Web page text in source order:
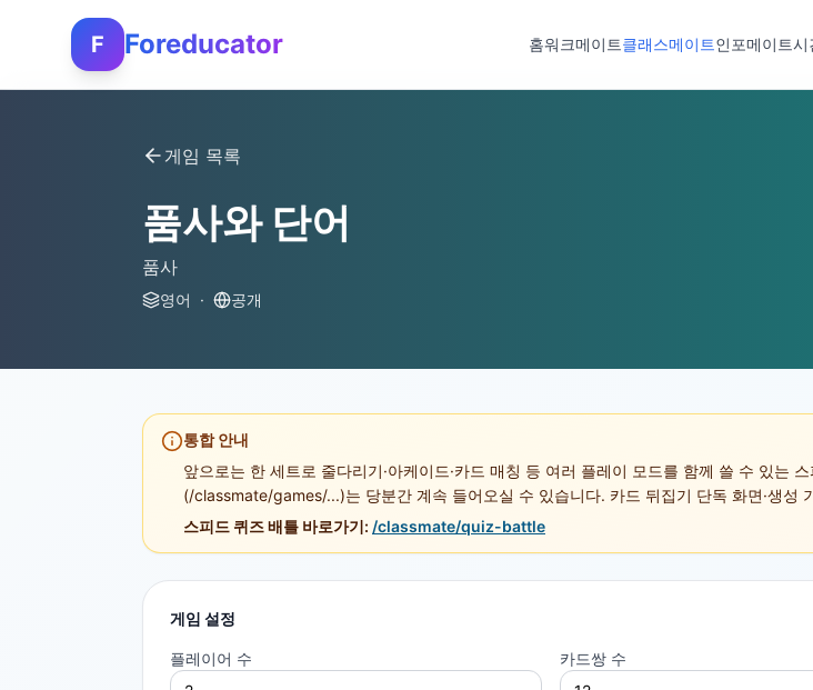
F Foreducator 홈워크메이트클래스메이트인포메이트시
게임 목록
품사와 단어
품사
영어 · 공개
통합 안내
앞으로는 한 세트로 줄다리기·아케이드·카드 매칭 등 여러 플레이 모드를 함께 쓸 수 있는
(/classmate/games/...)는 당분간 계속 들어오실 수 있습니다. 카드 뒤집기 단독 화면·생성
스피드 퀴즈 배틀 바로가기: /classmate/quiz-battle
게임 설정
플레이어 수 카드쌍 수